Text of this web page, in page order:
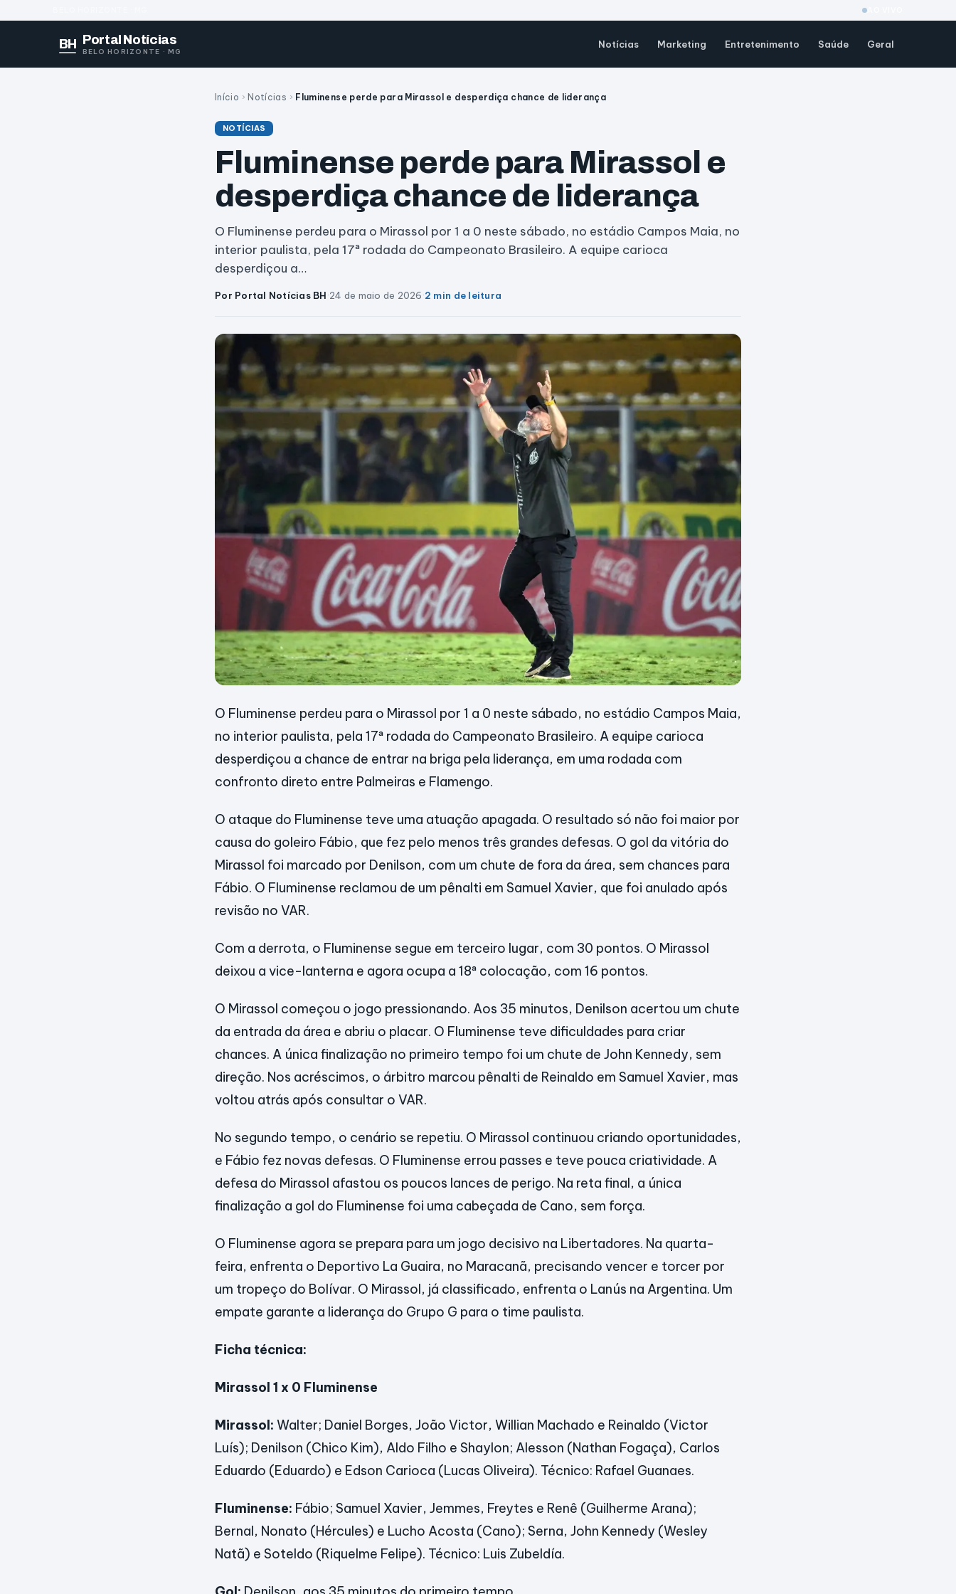
BH Portal Notícias
BELO HORIZONTE · MG
Notícias Marketing Entretenimento Saúde Geral
Início › Notícias › Fluminense perde para Mirassol e desperdiça chance de liderança
NOTÍCIAS
Fluminense perde para Mirassol e
desperdiça chance de liderança
O Fluminense perdeu para o Mirassol por 1 a 0 neste sábado, no estádio Campos Maia, no
interior paulista, pela 17ª rodada do Campeonato Brasileiro. A equipe carioca
desperdiçou a…
Por Portal Notícias BH·24 de maio de 2026·2 min de leitura
O Fluminense perdeu para o Mirassol por 1 a 0 neste sábado, no estádio Campos Maia,
no interior paulista, pela 17ª rodada do Campeonato Brasileiro. A equipe carioca
desperdiçou a chance de entrar na briga pela liderança, em uma rodada com
confronto direto entre Palmeiras e Flamengo.
O ataque do Fluminense teve uma atuação apagada. O resultado só não foi maior por
causa do goleiro Fábio, que fez pelo menos três grandes defesas. O gol da vitória do
Mirassol foi marcado por Denilson, com um chute de fora da área, sem chances para
Fábio. O Fluminense reclamou de um pênalti em Samuel Xavier, que foi anulado após
revisão no VAR.
Com a derrota, o Fluminense segue em terceiro lugar, com 30 pontos. O Mirassol
deixou a vice-lanterna e agora ocupa a 18ª colocação, com 16 pontos.
O Mirassol começou o jogo pressionando. Aos 35 minutos, Denilson acertou um chute
da entrada da área e abriu o placar. O Fluminense teve dificuldades para criar
chances. A única finalização no primeiro tempo foi um chute de John Kennedy, sem
direção. Nos acréscimos, o árbitro marcou pênalti de Reinaldo em Samuel Xavier, mas
voltou atrás após consultar o VAR.
No segundo tempo, o cenário se repetiu. O Mirassol continuou criando oportunidades,
e Fábio fez novas defesas. O Fluminense errou passes e teve pouca criatividade. A
defesa do Mirassol afastou os poucos lances de perigo. Na reta final, a única
finalização a gol do Fluminense foi uma cabeçada de Cano, sem força.
O Fluminense agora se prepara para um jogo decisivo na Libertadores. Na quarta-
feira, enfrenta o Deportivo La Guaira, no Maracanã, precisando vencer e torcer por
um tropeço do Bolívar. O Mirassol, já classificado, enfrenta o Lanús na Argentina. Um
empate garante a liderança do Grupo G para o time paulista.
Ficha técnica:
Mirassol 1 x 0 Fluminense
Mirassol: Walter; Daniel Borges, João Victor, Willian Machado e Reinaldo (Victor
Luís); Denilson (Chico Kim), Aldo Filho e Shaylon; Alesson (Nathan Fogaça), Carlos
Eduardo (Eduardo) e Edson Carioca (Lucas Oliveira). Técnico: Rafael Guanaes.
Fluminense: Fábio; Samuel Xavier, Jemmes, Freytes e Renê (Guilherme Arana);
Bernal, Nonato (Hércules) e Lucho Acosta (Cano); Serna, John Kennedy (Wesley
Natã) e Soteldo (Riquelme Felipe). Técnico: Luis Zubeldía.